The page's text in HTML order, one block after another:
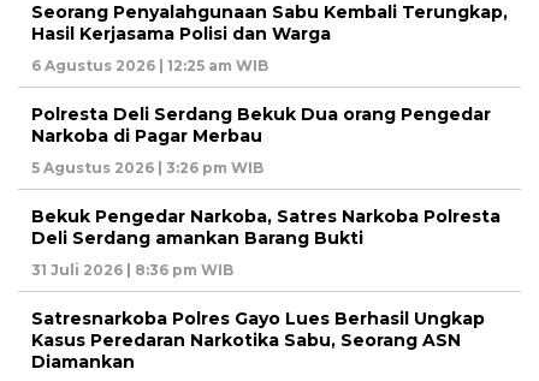
Seorang Penyalahgunaan Sabu Kembali Terungkap,
Hasil Kerjasama Polisi dan Warga
6 Agustus 2026 | 12:25 am WIB
Polresta Deli Serdang Bekuk Dua orang Pengedar
Narkoba di Pagar Merbau
5 Agustus 2026 | 3:26 pm WIB
Bekuk Pengedar Narkoba, Satres Narkoba Polresta
Deli Serdang amankan Barang Bukti
31 Juli 2026 | 8:36 pm WIB
Satresnarkoba Polres Gayo Lues Berhasil Ungkap
Kasus Peredaran Narkotika Sabu, Seorang ASN
Diamankan